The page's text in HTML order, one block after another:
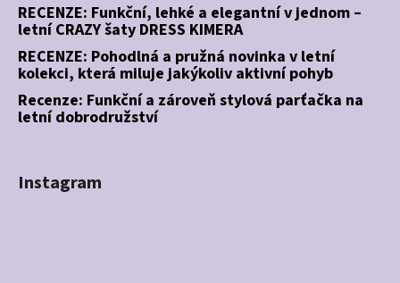
RECENZE: Funkční, lehké a elegantní v jednom –
letní CRAZY šaty DRESS KIMERA
RECENZE: Pohodlná a pružná novinka v letní
kolekci, která miluje jakýkoliv aktivní pohyb
Recenze: Funkční a zároveň stylová parťačka na
letní dobrodružství
Instagram